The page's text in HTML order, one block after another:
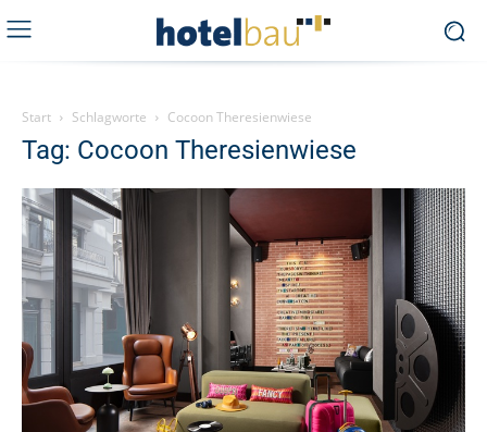
Start Schlagworte Cocoon Theresienwiese
Tag: Cocoon Theresienwiese